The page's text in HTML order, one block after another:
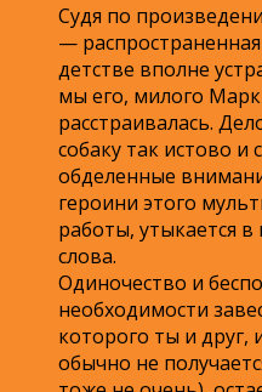
Судя по
—
детстве вполне
мы его, милого
расстраивалась.
собаку так истово и
обделенные
героини этого
работы, утыкается в
слова.
Одиночество и
необходимости
которого ты и друг,
обычно не